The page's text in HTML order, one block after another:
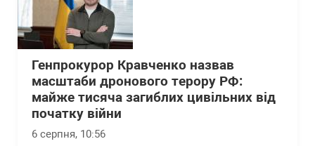
Генпрокурор Кравченко назвав
масштаби дронового терору РФ:
майже тисяча загиблих цивільних від
початку війни
6 серпня, 10:56